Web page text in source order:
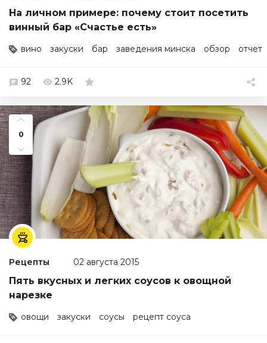
На личном примере: почему стоит посетить
винный бар «Счастье есть»
вино закуски бар заведения минска обзор отчет
92 2.9K
0
Рецепты 02 августа 2015
Пять вкусных и легких соусов к овощной
нарезке
овощи закуски соусы рецепт соуса